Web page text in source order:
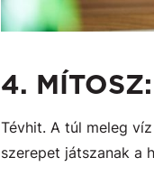
4.
Tévhit. A túl meleg
szerepet játszanak a